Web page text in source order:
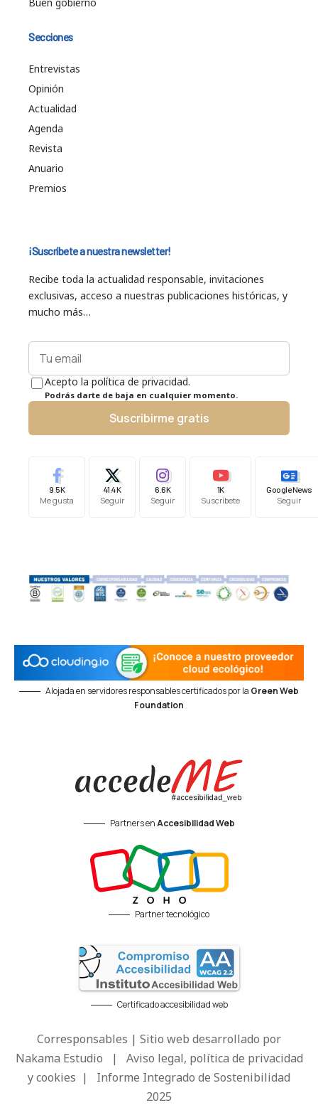
Secciones
Entrevistas
Opinión
Actualidad
Agenda
Revista
Anuario
Premios
¡Suscríbete a nuestra newsletter!
Recibe toda la actualidad responsable, invitaciones
exclusivas, acceso a nuestras publicaciones históricas, y
mucho más…
Acepto la política de privacidad.
Podrás darte de baja en cualquier momento.
Suscribirme gratis
9.5K
Me gusta
41.4K
Seguir
6.6K
Seguir
1K
Suscríbete
Google News
Seguir
Alojada en servidores responsables certificados por la Green Web
Foundation
Partners enAccesibilidad Web
Partner tecnológico
Certificado accesibilidad web
Corresponsables | Sitio web desarrollado por
Nakama Estudio | Aviso legal, política de privacidad
y cookies | Informe Integrado de Sostenibilidad
2025